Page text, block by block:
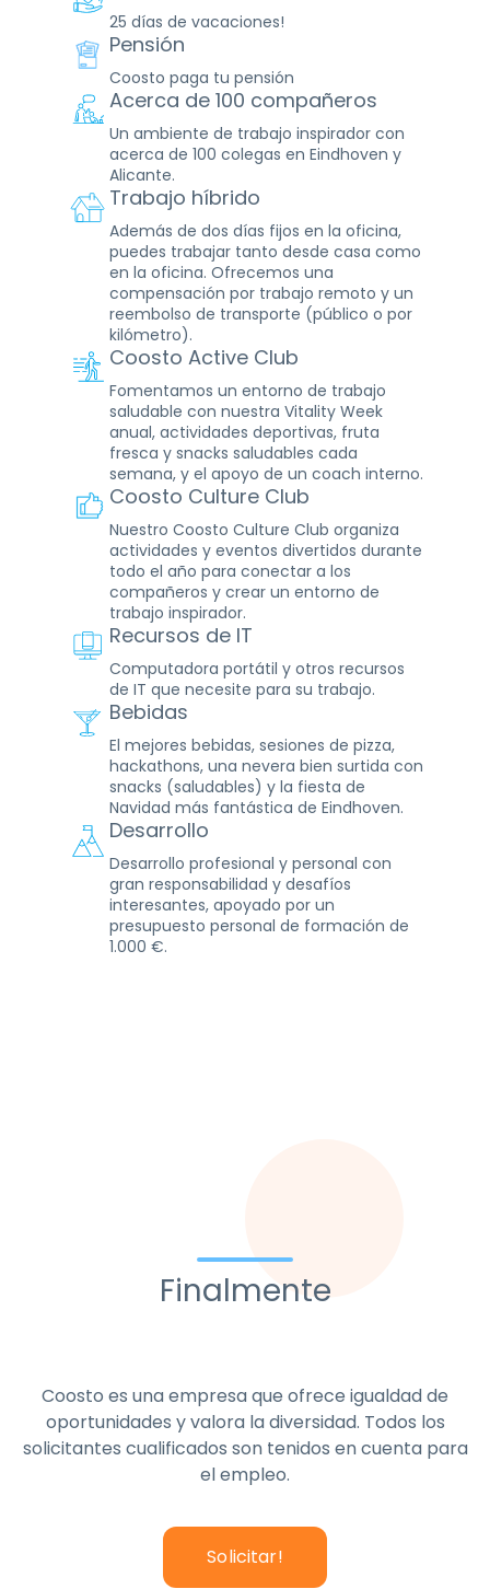
25 días de vacaciones!
Pensión
Coosto paga tu pensión
Acerca de 100 compañeros
Un ambiente de trabajo inspirador con
acerca de 100 colegas en Eindhoven y
Alicante.
Trabajo híbrido
Además de dos días fijos en la oficina,
puedes trabajar tanto desde casa como
en la oficina. Ofrecemos una
compensación por trabajo remoto y un
reembolso de transporte (público o por
kilómetro).
Coosto Active Club
Fomentamos un entorno de trabajo
saludable con nuestra Vitality Week
anual, actividades deportivas, fruta
fresca y snacks saludables cada
semana, y el apoyo de un coach interno.
Coosto Culture Club
Nuestro Coosto Culture Club organiza
actividades y eventos divertidos durante
todo el año para conectar a los
compañeros y crear un entorno de
trabajo inspirador.
Recursos de IT
Computadora portátil y otros recursos
de IT que necesite para su trabajo.
Bebidas
El mejores bebidas, sesiones de pizza,
hackathons, una nevera bien surtida con
snacks (saludables) y la fiesta de
Navidad más fantástica de Eindhoven.
Desarrollo
Desarrollo profesional y personal con
gran responsabilidad y desafíos
interesantes, apoyado por un
presupuesto personal de formación de
1.000 €.
Finalmente
Coosto es una empresa que ofrece igualdad de
oportunidades y valora la diversidad. Todos los
solicitantes cualificados son tenidos en cuenta para
el empleo.
Solicitar!